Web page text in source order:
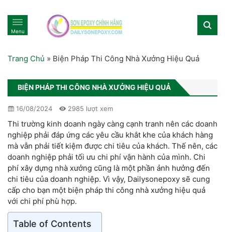
Menu
Trang Chủ » Biện Pháp Thi Công Nhà Xưởng Hiệu Quả
BIỆN PHÁP THI CÔNG NHÀ XƯỞNG HIỆU QUẢ
16/08/2024 2985 lượt xem
Thi trường kinh doanh ngày càng cạnh tranh nên các doanh
nghiệp phải đáp ứng các yêu cầu khắt khe của khách hàng
mà vẫn phải tiết kiệm được chi tiêu của khách. Thế nên, các
doanh nghiệp phải tối ưu chi phí vận hành của mình. Chi
phí xây dựng nhà xưởng cũng là một phần ảnh hưởng đến
chi tiêu của doanh nghiệp. Vì vậy, Dailysonepoxy sẽ cung
cấp cho bạn một biện pháp thi công nhà xưởng hiệu quả
với chi phí phù hợp.
Table of Contents